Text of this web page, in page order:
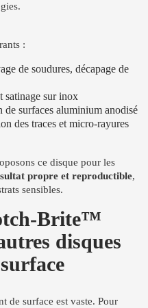
:
de soudures, décapage de
satinage sur inox
de surfaces aluminium anodisé
des traces et micro-rayures
ce disque pour les
propre et reproductible,
sensibles.
Brite™
disques
de surface est vaste. Pour